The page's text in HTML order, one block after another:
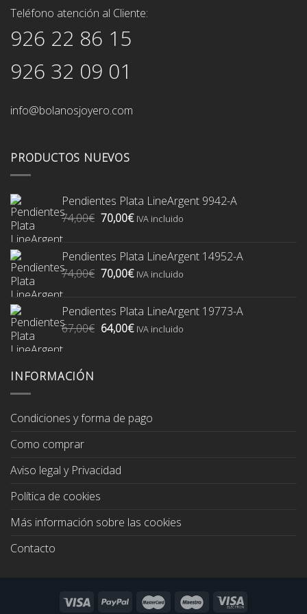
Teléfono atención al Cliente:
926 22 86 15
926 32 09 01
info@bolanosjoyero.com
PRODUCTOS NUEVOS
Pendientes Plata LineArgent 9942-A
74,00€ El
era:
74,00€.
70,00€El
es:
70,00€.
IVA incluido
Pendientes Plata LineArgent 14952-A
74,00€ El
era:
74,00€.
70,00€El
es:
70,00€.
IVA incluido
Pendientes Plata LineArgent 19773-A
67,00€ El
64,00€ElIVA incluido
INFORMACIÓN
Condiciones y forma de pago
Como comprar
Aviso legal y Privacidad
Política de cookies
Más información sobre las cookies
Contacto